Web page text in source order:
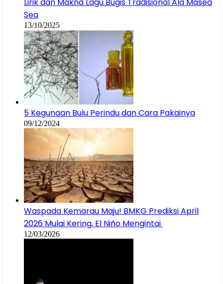
Sea
13/10/2025
5 Kegunaan Bulu Perindu dan Cara Pakainya
09/12/2024
Waspada Kemarau Maju! BMKG Prediksi April
2026 Mulai Kering, El Niño Mengintai
12/03/2026